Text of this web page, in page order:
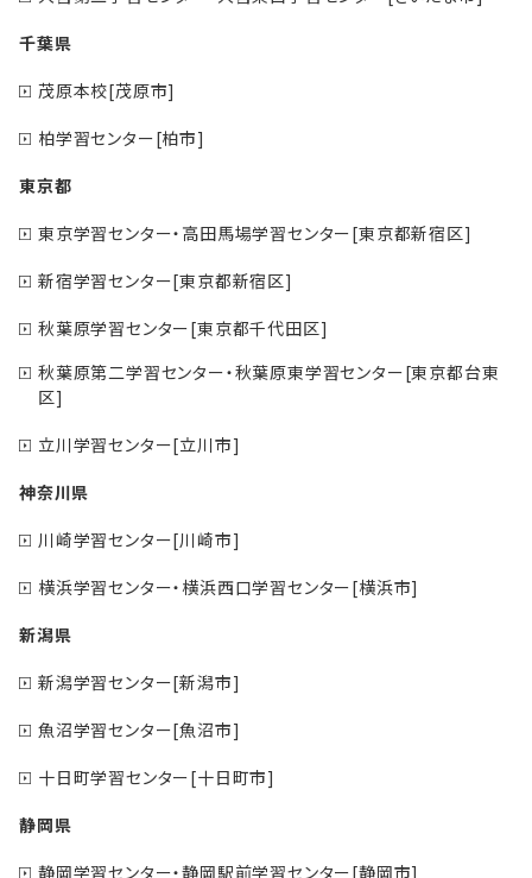
千葉県
茂原本校[茂原市]
柏学習センター[柏市]
東京都
東京学習センター・高田馬場学習センター[東京都新宿区]
新宿学習センター[東京都新宿区]
秋葉原学習センター[東京都千代田区]
秋葉原第二学習センター・秋葉原東学習センター[東京都台東
区]
立川学習センター[立川市]
神奈川県
川崎学習センター[川崎市]
横浜学習センター・横浜西口学習センター[横浜市]
新潟県
新潟学習センター[新潟市]
魚沼学習センター[魚沼市]
十日町学習センター[十日町市]
静岡県
静岡学習センター・静岡駅前学習センター[静岡市]